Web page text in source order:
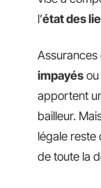
l’état des
Assurances
impayés ou
apportent
bailleur.
légale reste
de toute la